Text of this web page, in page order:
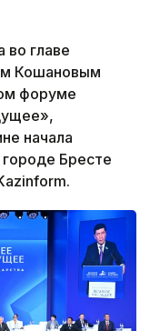
главе
Кошановым
форуме
начала
Бресте